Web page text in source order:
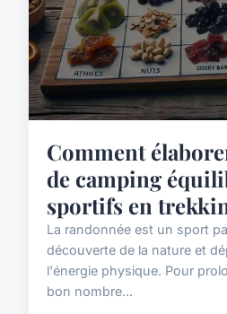
Comment
de camping
sportifs en
La randonnée est un sport
découverte de la nature et
l'énergie physique. Pour
bon nombre...